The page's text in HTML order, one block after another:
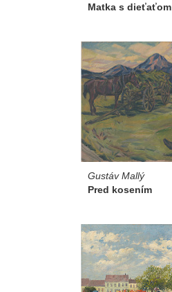
Matka s dieťaťom
Gustáv Mallý
Pred kosením